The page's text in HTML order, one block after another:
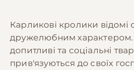
Карликові кролики відомі
дружелюбним характером.
допитливі та соціальні
прив'язуються до своїх